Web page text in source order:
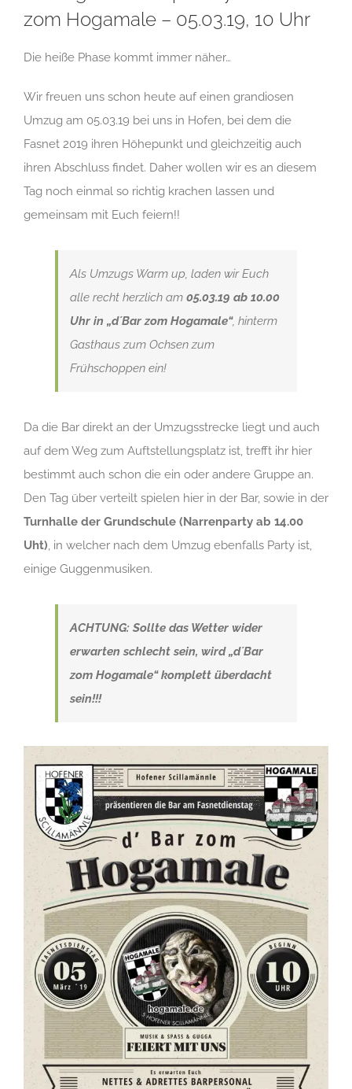
zom Hogamale – 05.03.19, 10 Uhr
Die heiße Phase kommt immer näher…
Wir freuen uns schon heute auf einen grandiosen
Umzug am 05.03.19 bei uns in Hofen, bei dem die
Fasnet 2019 ihren Höhepunkt und gleichzeitig auch
ihren Abschluss findet. Daher wollen wir es an diesem
Tag noch einmal so richtig krachen lassen und
gemeinsam mit Euch feiern!!
Als Umzugs Warm up, laden wir Euch
alle recht herzlich am 05.03.19 ab 10.00
Uhr in „d´Bar zom Hogamale“, hinterm
Gasthaus zum Ochsen zum
Frühschoppen ein!
Da die Bar direkt an der Umzugsstrecke liegt und auch
auf dem Weg zum Auftstellungsplatz ist, trefft ihr hier
bestimmt auch schon die ein oder andere Gruppe an.
Den Tag über verteilt spielen hier in der Bar, sowie in der
Turnhalle der Grundschule (Narrenparty ab 14.00
Uht), in welcher nach dem Umzug ebenfalls Party ist,
einige Guggenmusiken.
ACHTUNG: Sollte das Wetter wider
erwarten schlecht sein, wird „d´Bar
zom Hogamale“ komplett überdacht
sein!!!